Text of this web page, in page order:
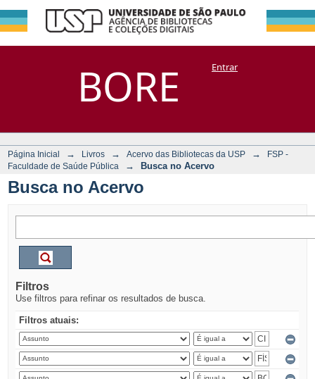
BORE
Busca no Acervo
DSpace/Manakin + CoriscoEntrar
Página Inicial → Livros → Acervo das Bibliotecas da USP →
FSP -
Faculdade de Saúde Pública
→ Busca no Acervo
Busca no Acervo
Filtros
Use filtros para refinar os resultados de busca.
Filtros atuais: